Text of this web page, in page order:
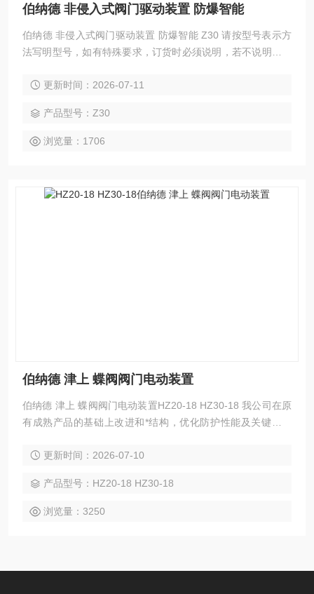
伯纳德 非侵入式阀门驱动装置 防爆智能
伯纳德 非侵入式阀门驱动装置 防爆智能 Z30 请按型号表示方
法写明型号，如有特殊要求，订货时必须说明，若不说明则按
更新时间：2026-07-11
产品型号：Z30
浏览量：1706
伯纳德 津上 蝶阀阀门电动装置
伯纳德 津上 蝶阀阀门电动装置HZ20-18 HZ30-18 我公司在原
有成熟产品的基础上改进和*结构，优化防护性能及关键零部
美观，性能稳定可靠等优点。良好的防护等级可满足多种设计
更新时间：2026-07-10
产品型号：HZ20-18 HZ30-18
浏览量：3250